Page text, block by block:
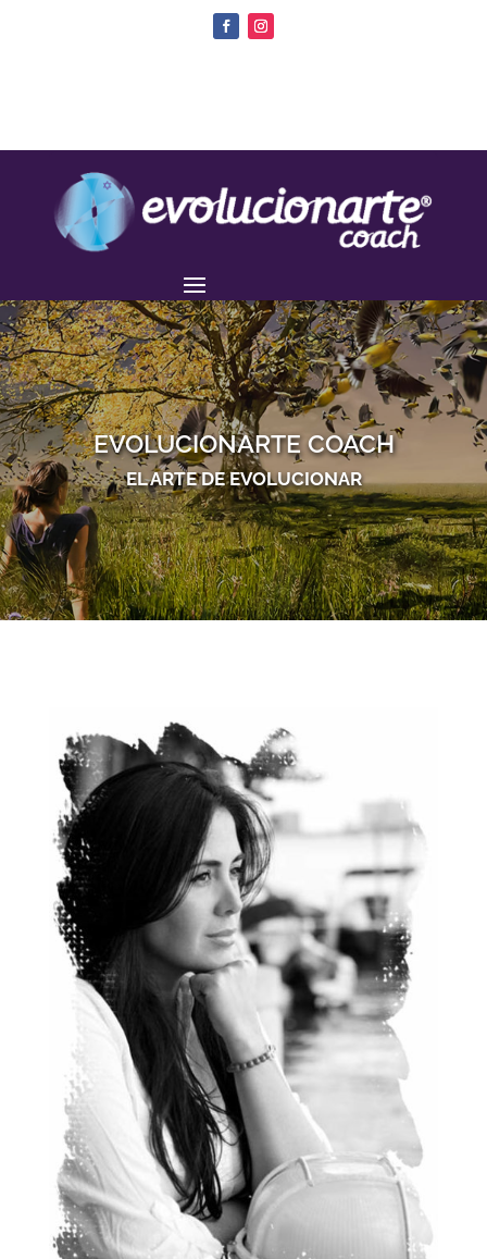
EVOLUCIONARTE COACH
EL ARTE DE EVOLUCIONAR